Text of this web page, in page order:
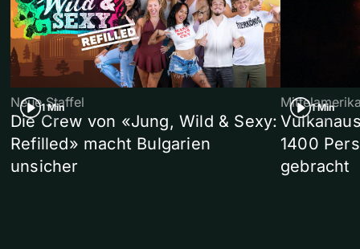
1 Min
Neue Staffel
Die Crew von «Jung, Wild & Sexy:
Refilled» macht Bulgarien
unsicher
1 Min
1400
gebracht